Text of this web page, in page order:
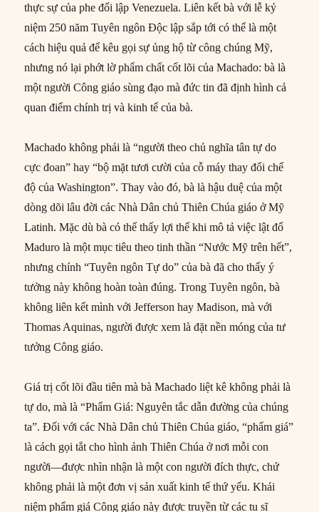
thực sự của phe đối lập Venezuela. Liên kết bà với lễ kỷ
niệm 250 năm Tuyên ngôn Độc lập sắp tới có thể là một
cách hiệu quả để kêu gọi sự ủng hộ từ công chúng Mỹ,
nhưng nó lại phớt lờ phẩm chất cốt lõi của Machado: bà là
một người Công giáo sùng đạo mà đức tin đã định hình cả
quan điểm chính trị và kinh tế của bà.
Machado không phải là “người theo chủ nghĩa tân tự do
cực đoan” hay “bộ mặt tươi cười của cỗ máy thay đổi chế
độ của Washington”. Thay vào đó, bà là hậu duệ của một
dòng dõi lâu đời các Nhà Dân chủ Thiên Chúa giáo ở Mỹ
Latinh. Mặc dù bà có thể thấy lợi thế khi mô tả việc lật đổ
Maduro là một mục tiêu theo tinh thần “Nước Mỹ trên hết”,
nhưng chính “Tuyên ngôn Tự do” của bà đã cho thấy ý
tưởng này không hoàn toàn đúng. Trong Tuyên ngôn, bà
không liên kết mình với Jefferson hay Madison, mà với
Thomas Aquinas, người được xem là đặt nền móng của tư
tưởng Công giáo.
Giá trị cốt lõi đầu tiên mà bà Machado liệt kê không phải là
tự do, mà là “Phẩm Giá: Nguyên tắc dẫn đường của chúng
ta”. Đối với các Nhà Dân chủ Thiên Chúa giáo, “phẩm giá”
là cách gọi tắt cho hình ảnh Thiên Chúa ở nơi mỗi con
người—được nhìn nhận là một con người đích thực, chứ
không phải là một đơn vị sản xuất kinh tế thứ yếu. Khái
niệm phẩm giá Công giáo này được truyền từ các tu sĩ